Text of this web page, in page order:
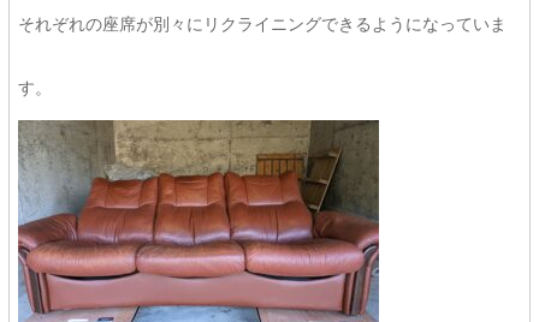
それぞれの座席が別々にリクライニングできるようになっていま
す。